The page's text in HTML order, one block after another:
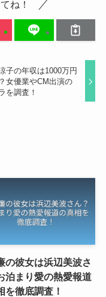
ね！
子の年収は1000万円
女優業やCM出演の
を調査！
の彼女は浜辺美波さ
泊まり愛の熱愛報道
を徹底調査！